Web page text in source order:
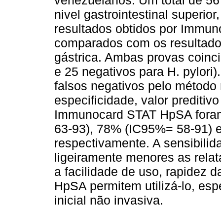
nivel gastrointestinal
resultados obtidos por
comparados com os
gástrica. Ambas provas
e 25 negativos para H.
falsos negativos pelo
especificidade, valor
Immunocard STAT HpSA
63-93), 78% (IC95%= 58-91)
respectivamente. A
ligeiramente menores as
a facilidade de uso, rapidez
HpSA permitem utilizá-lo,
inicial não invasiva.